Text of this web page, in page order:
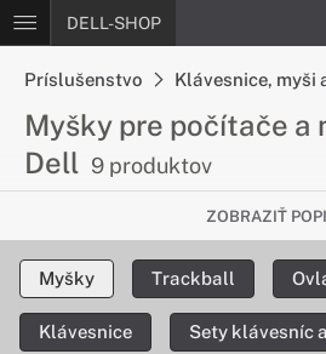
DELL-SHOP
Príslušenstvo Klávesnice, myši
Myšky pre počítače a
Dell 9 produktov
Ovládajte svoje
efektívne
So špičkovými myškami od
si užijete dokonale presné a pritom
zariadenia.
ZOBRAZIŤ
Myšky Trackball
Klávesnice Sety klávesníc